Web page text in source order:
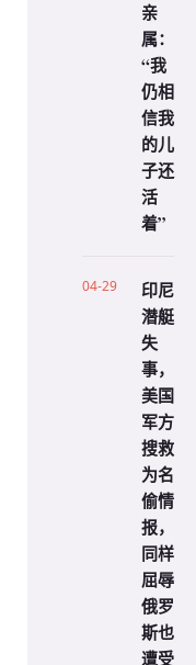
亲
属：
“我
仍相
信我
的儿
子还
活
着”
04-29
印尼
潜艇
失
事，
美国
军方
搜救
为名
偷情
报，
同样
屈辱
俄罗
斯也
遭受